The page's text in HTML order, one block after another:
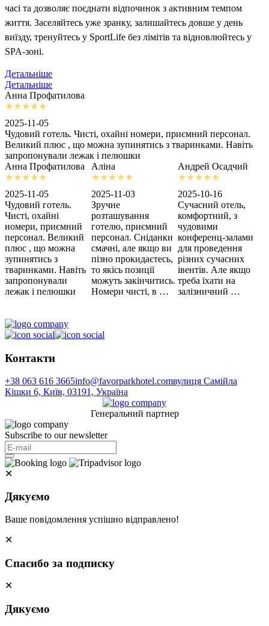
часі та дозволяє поєднати відпочинок з активним темпом
життя. Заселяйтесь уже зранку, залишайтесь довше у день
виїзду, тренуйтесь у SportLife без лімітів та відновлюйтесь у
SPA-зоні.
Детальніше
Детальніше
Анна Профатилова
2025-11-05
Чудовий готель. Чисті, охайні номери, приємний персонал.
Великий плюс , що можна зупинятись з тваринками. Навіть
запропонували лежак і пелюшки
Анна Профатилова
2025-11-05
Чудовий готель.
Чисті, охайні
номери, приємний
персонал. Великий
плюс , що можна
зупинятись з
тваринками. Навіть
запропонували
лежак і пелюшки
Аліна
2025-11-03
Зручне
розташування
готелю, приємний
персонал. Сніданки
смачні, але якщо ви
пізно прокидаєтесь,
то якісь позиції
можуть закінчитись.
Номери чисті, в …
Андрей Осадчий
2025-10-16
Сучасний отель,
комфортний, з
чудовими
конференц-залами
для проведення
різних сучасних
івентів. Але якщо
треба їхати на
залізничний …
Контакти
+38 063 616 3665info@favorparkhotel.comвулиця Самійла
Кішки 6, Київ, 03191, Україна
Генеральний партнер
Subscribe to our newsletter
✕
Дякуємо
Ваше повідомлення успішно відправлено!
✕
Спасибо за подписку
✕
Дякуємо